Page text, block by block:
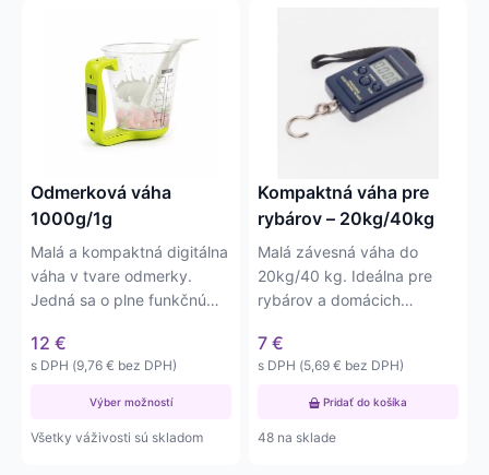
Odmerková váha
1000g/1g
Malá a kompaktná digitálna
váha v tvare odmerky.
Jedná sa o plne funkčnú
12 €
s DPH (9,76 € bez DPH)
Výber možností
variantov.
Možnosti
môžete
vybrať
stránke
produktu.
Všetky váživosti sú skladom
Kompaktná váha pre
rybárov – 20kg/40kg
Malá závesná váha do
20kg/40 kg. Ideálna pre
rybárov a domácich
dielik –…
7 €
s DPH (5,69 € bez DPH)
Pridať do košíka
48 na sklade